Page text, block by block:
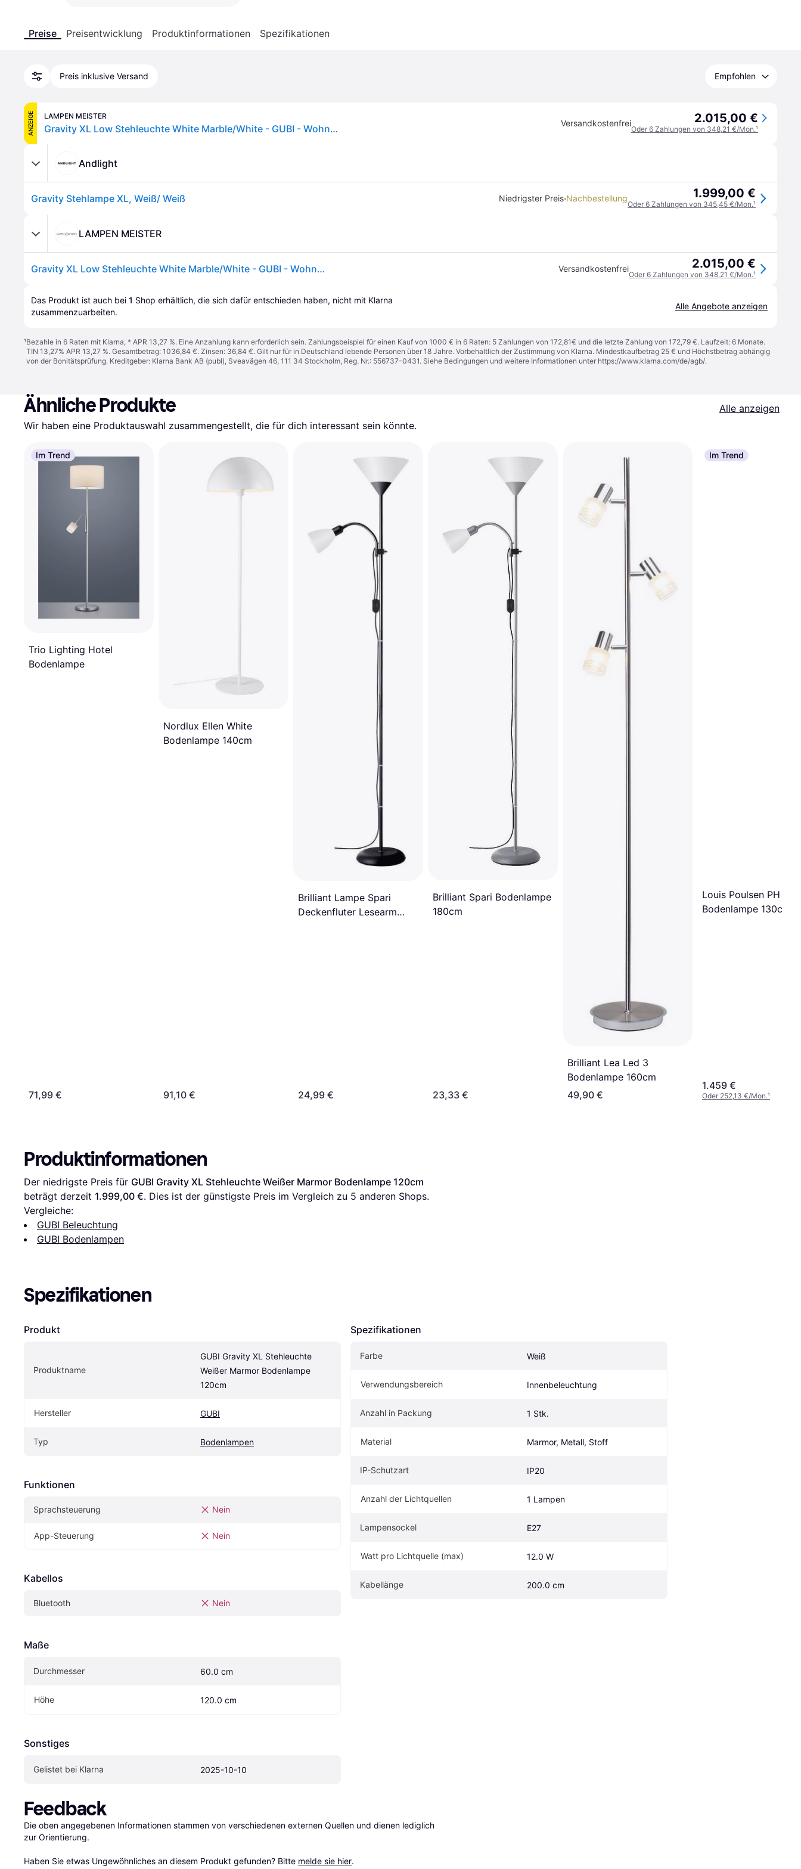
Preise Preisentwicklung Produktinformationen Spezifikationen
Preis inklusive Versand Empfohlen
ANZEIGE LAMPEN MEISTER
Gravity XL Low Stehleuchte White Marble/White - GUBI - Wohnzimmer - Marmor Versandkostenfrei 2.015,00 €
Oder 6 Zahlungen von 348,21 €/Mon.¹
Andlight
Gravity Stehlampe XL, Weiß/ Weiß Niedrigster Preis·Nachbestellung 1.999,00 €
Oder 6 Zahlungen von 345,45 €/Mon.¹
LAMPEN MEISTER
Gravity XL Low Stehleuchte White Marble/White - GUBI - Wohnzimmer - Marmor Versandkostenfrei 2.015,00 €
Oder 6 Zahlungen von 348,21 €/Mon.¹
Das Produkt ist auch bei 1 Shop erhältlich, die sich dafür entschieden haben, nicht mit Klarna
zusammenzuarbeiten.
Alle Angebote anzeigen
¹Bezahle in 6 Raten mit Klarna, * APR 13,27 %. Eine Anzahlung kann erforderlich sein. Zahlungsbeispiel für einen Kauf von 1000 € in 6 Raten: 5 Zahlungen von 172,81€ und die letzte Zahlung von 172,79 €. Laufzeit: 6 Monate.
TIN 13,27% APR 13,27 %. Gesamtbetrag: 1036,84 €. Zinsen: 36,84 €. Gilt nur für in Deutschland lebende Personen über 18 Jahre. Vorbehaltlich der Zustimmung von Klarna. Mindestkaufbetrag 25 € und Höchstbetrag abhängig
von der Bonitätsprüfung. Kreditgeber: Klarna Bank AB (publ), Sveavägen 46, 111 34 Stockholm, Reg. Nr.: 556737-0431. Siehe Bedingungen und weitere Informationen unter https://www.klarna.com/de/agb/.
Ähnliche Produkte
Alle anzeigen
Wir haben eine Produktauswahl zusammengestellt, die für dich interessant sein könnte.
Im Trend
Trio Lighting Hotel
Bodenlampe
71,99 €
Nordlux Ellen White
Bodenlampe 140cm
91,10 €
Brilliant Lampe Spari
Deckenfluter Lesearm
24,99 €
Brilliant Spari Bodenlampe
180cm
23,33 €
Brilliant Lea Led 3
Bodenlampe 160cm
49,90 €
Im Trend
Louis Poulsen PH
Bodenlampe 130cm
1.459 €
Oder 252,13 €/Mon.¹
Produktinformationen
Der niedrigste Preis für GUBI Gravity XL Stehleuchte Weißer Marmor Bodenlampe 120cm
beträgt derzeit 1.999,00 €. Dies ist der günstigste Preis im Vergleich zu 5 anderen Shops.
Vergleiche:
GUBI Beleuchtung
GUBI Bodenlampen
Spezifikationen
Produkt
Produktname
GUBI Gravity XL Stehleuchte
Weißer Marmor Bodenlampe
120cm
Hersteller GUBI
Typ Bodenlampen
Funktionen
Sprachsteuerung Nein
App-Steuerung Nein
Kabellos
Bluetooth Nein
Maße
Durchmesser 60.0 cm
Höhe 120.0 cm
Sonstiges
Gelistet bei Klarna 2025-10-10
Spezifikationen
Farbe Weiß
Verwendungsbereich Innenbeleuchtung
Anzahl in Packung 1 Stk.
Material Marmor, Metall, Stoff
IP-Schutzart IP20
Anzahl der Lichtquellen 1 Lampen
Lampensockel E27
Watt pro Lichtquelle (max) 12.0 W
Kabellänge 200.0 cm
Feedback
Die oben angegebenen Informationen stammen von verschiedenen externen Quellen und dienen lediglich
zur Orientierung.
Haben Sie etwas Ungewöhnliches an diesem Produkt gefunden? Bitte melde sie hier.